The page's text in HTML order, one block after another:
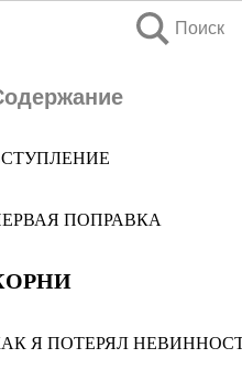
Поиск
ПОПРАВКА
Я ПОТЕРЯЛ